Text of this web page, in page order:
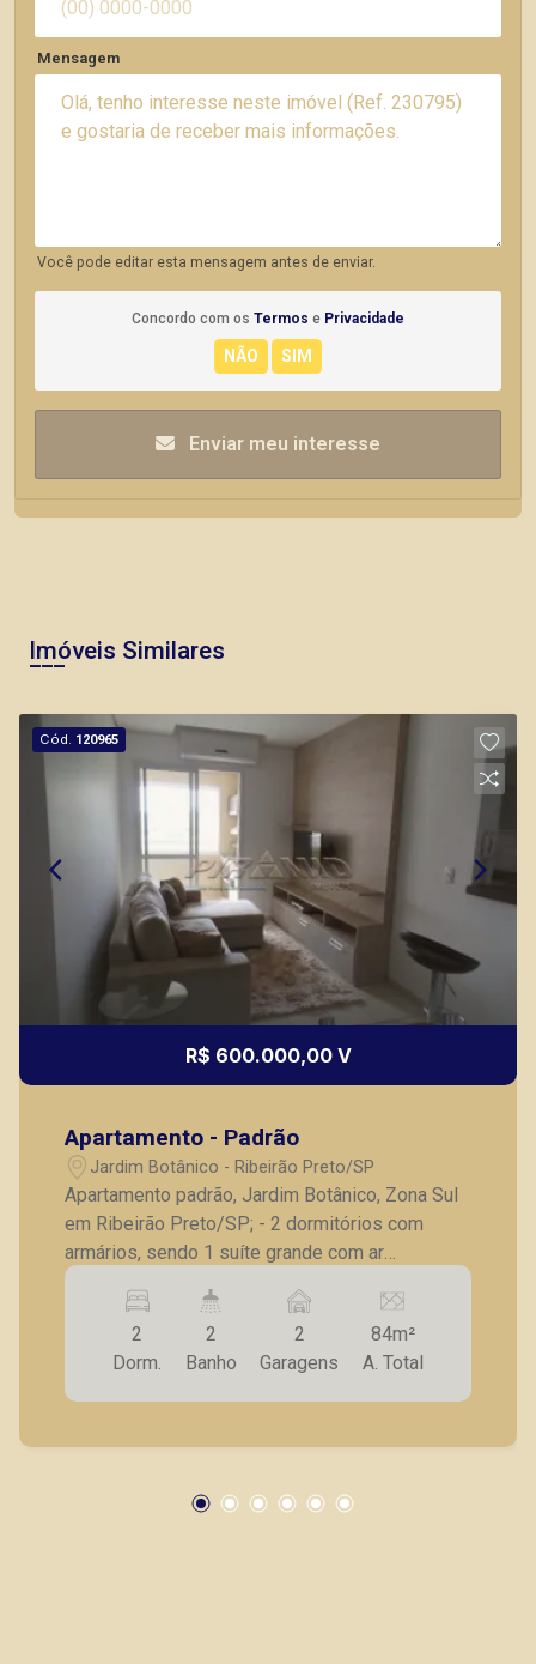
Mensagem
Você pode editar esta mensagem antes de enviar.
Concordo com os Termos e Privacidade
Enviar meu interesse
Imóveis Similares
Cód. 120965
R$ 600.000,00 V
Apartamento - Padrão
Jardim Botânico - Ribeirão Preto/SP
Apartamento padrão, Jardim Botânico, Zona Sul
em Ribeirão Preto/SP; - 2 dormitórios com
armários, sendo 1 suíte grande com ar
condicionado; - Banheiro social; - Sala para 2
ambientes com rack e ar condicionado; -
Varanda gourmet; - Cozinha americana planejada;
- Lavanderia com armários; - 2 vagas de
garagem. A Piramid tem como objetivo atender
locação, vendas de imóveis prontos, usados ou
de Ribeirão Preto.
2
Dorm.
2
Banho
2
Garagens
84m²
A. Total